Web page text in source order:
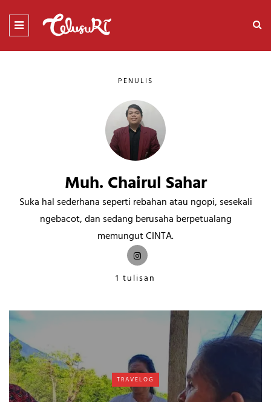
PENULIS
Muh. Chairul Sahar
Suka hal sederhana seperti rebahan atau ngopi, sesekali
ngebacot, dan sedang berusaha berpetualang
memungut CINTA.
1 tulisan
TRAVELOG